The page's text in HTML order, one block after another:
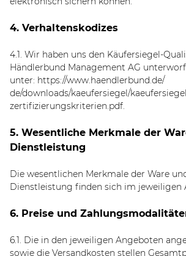
4. Verhaltenskodizes
4.1. Wir haben uns den Käufersiegel-
Händlerbund Management AG
unter: https://www.haendlerbund.de/
de/downloads/kaeufersiegel/
zertifizierungskriterien.pdf
5. Wesentliche Merkmale der
Dienstleistung
Die wesentlichen Merkmale der Ware
Dienstleistung finden sich im jeweiligen
6. Preise und
6.1. Die in den jeweiligen Angeboten
sowie die Versandkosten stellen